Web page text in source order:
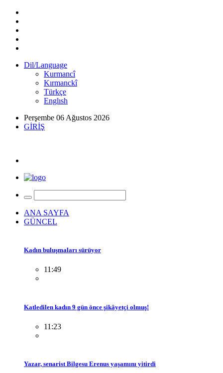
Dil/Language
Kurmancî
Kırmanckî
Türkçe
Englısh
Perşembe 06 Ağustos 2026
GİRİŞ
ANA SAYFA
GÜNCEL
Kadın buluşmaları sürüyor
11:49
Katledilen kadın 9 gün önce şikâyetçi olmuş!
11:23
Yazar, senarist Bilgesu Erenus yaşamını yitirdi